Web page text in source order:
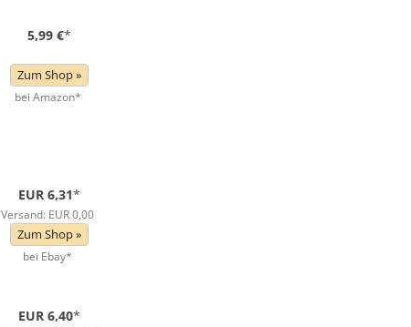
5,99 €*
Zum Shop »
bei Amazon*
EUR 6,31*
Versand: EUR 0,00
Zum Shop »
bei Ebay*
EUR 6,40*